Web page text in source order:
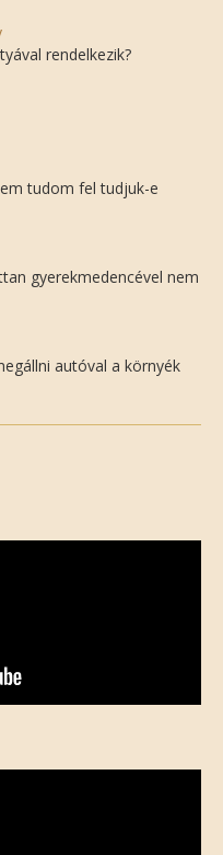
rendelkezik?
tudom fel tudjuk-e
gyerekmedencével nem
autóval a környék